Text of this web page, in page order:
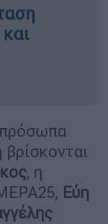
, η
Εύη